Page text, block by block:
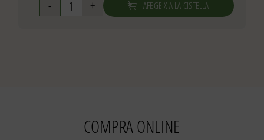
quantitat
AFEGEIX A LA CISTELLA
COMPRA ONLINE